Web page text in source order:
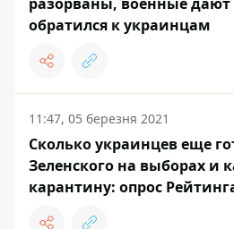
обратился к украинцам
11:47, 05 березня 2021
Сколько украинцев еще
Зеленского на выборах и
карантину: опрос